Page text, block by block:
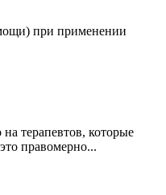
при применении
терапевтов, которые
правомерно...